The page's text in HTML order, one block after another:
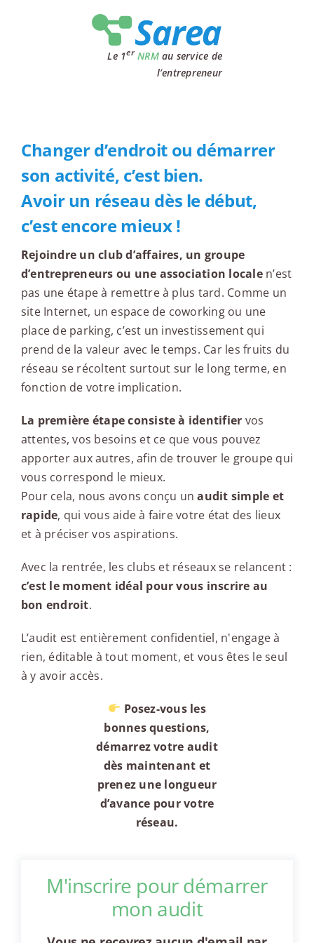
Le 1er NRMau service de
l’entrepreneur
Changer d’endroit ou démarrer
son activité, c’est bien.
Avoir un réseau dès le début,
c’est encore mieux !
Rejoindre un club d’affaires, un groupe
d’entrepreneurs ou une association localen’est
pas une étape à remettre à plus tard. Comme un
site Internet, un espace de coworking ou une
place de parking, c’est un investissement qui
prend de la valeur avec le temps. Car les fruits du
réseau se récoltent surtout sur le long terme, en
fonction de votre implication.
La première étape consiste à identifier vos
attentes, vos besoins et ce que vous pouvez
apporter aux autres, afin de trouver le groupe qui
vous correspond le mieux.
Pour cela, nous avons conçu unaudit simple et
rapide, qui vous aide à faire votre état des lieux
et à préciser vos aspirations.
Avec la rentrée, les clubs et réseaux se relancent :
c’est le moment idéal pour vous inscrire au
bon endroit.
L’audit est entièrement confidentiel, n'engage à
rien, éditable à tout moment, et vous êtes le seul
à y avoir accès.
Posez-vous les
bonnes questions,
démarrez votre audit
dès maintenant et
prenez une longueur
d’avance pour votre
réseau.
M'inscrire pour démarrer
mon audit